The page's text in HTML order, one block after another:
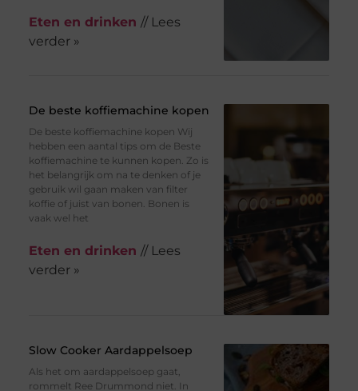
Eten en drinken // Lees
verder »
De beste koffiemachine kopen
De beste koffiemachine kopen Wij
hebben een aantal tips om de Beste
koffiemachine te kunnen kopen. Zo is
het belangrijk om na te denken of je
gebruik wil gaan maken van filter
koffie of juist van bonen. Bonen is
vaak wel het
Eten en drinken // Lees
verder »
Slow Cooker Aardappelsoep
Als het om aardappelsoep gaat,
rommelt Ree Drummond niet. In